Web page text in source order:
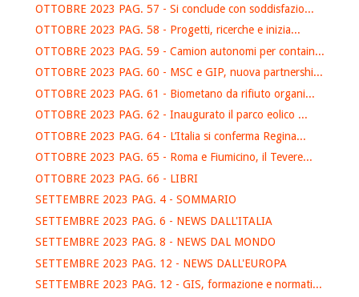
OTTOBRE 2023 PAG. 57 - Si conclude con soddisfazio...
OTTOBRE 2023 PAG. 58 - Progetti, ricerche e inizia...
OTTOBRE 2023 PAG. 59 - Camion autonomi per contain...
OTTOBRE 2023 PAG. 60 - MSC e GIP, nuova partnershi...
OTTOBRE 2023 PAG. 61 - Biometano da rifiuto organi...
OTTOBRE 2023 PAG. 62 - Inaugurato il parco eolico ...
OTTOBRE 2023 PAG. 64 - L’Italia si conferma Regina...
OTTOBRE 2023 PAG. 65 - Roma e Fiumicino, il Tevere...
OTTOBRE 2023 PAG. 66 - LIBRI
SETTEMBRE 2023 PAG. 4 - SOMMARIO
SETTEMBRE 2023 PAG. 6 - NEWS DALL'ITALIA
SETTEMBRE 2023 PAG. 8 - NEWS DAL MONDO
SETTEMBRE 2023 PAG. 12 - NEWS DALL'EUROPA
SETTEMBRE 2023 PAG. 12 - GIS, formazione e normati...